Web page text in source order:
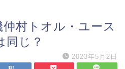
村トオル・ユース
同じ？
2023年5月2日